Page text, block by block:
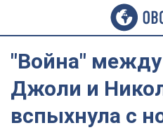
"Война"
Джоли и
вспыхнула с